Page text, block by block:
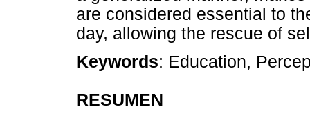
are considered essential to
day, allowing the rescue of
Keywords: Education,
RESUMEN